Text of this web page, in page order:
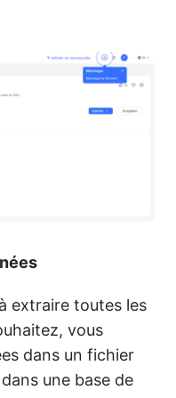
extraire toutes les
vous
dans un fichier
une base de